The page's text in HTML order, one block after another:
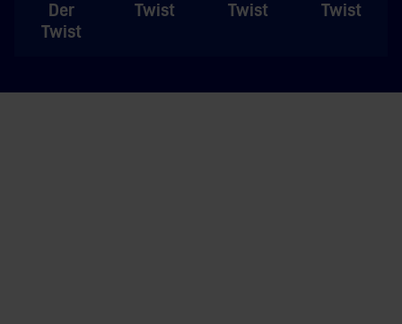
Der
Twist
Twist
Twist
Twist